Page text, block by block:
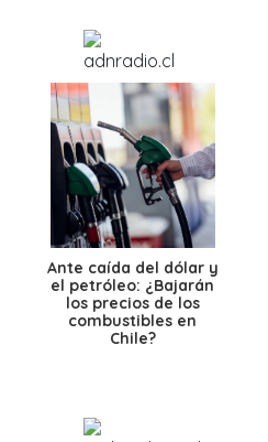
Ante caída del dólar y
el petróleo: ¿Bajarán
los precios de los
combustibles en
Chile?